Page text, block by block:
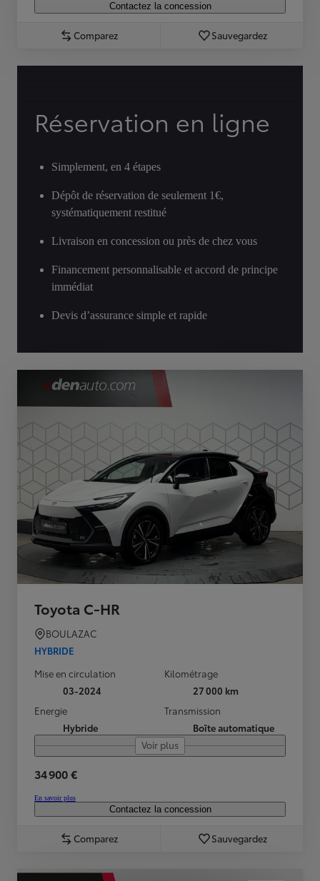
Contactez la concession
Comparez Sauvegardez
Réservation en ligne
Simplement, en 4 étapes
Dépôt de réservation de seulement 1€,
systématiquement restitué
Livraison en concession ou près de chez vous
Financement personnalisable et accord de principe
immédiat
Devis d’assurance simple et rapide
Toyota C-HR
BOULAZAC
HYBRIDE
Mise en circulation
03-2024
Kilométrage
27 000 km
Energie
Hybride
Transmission
Boîte automatique
Voir plus
34 900 €
En savoir plus
Contactez la concession
Comparez Sauvegardez